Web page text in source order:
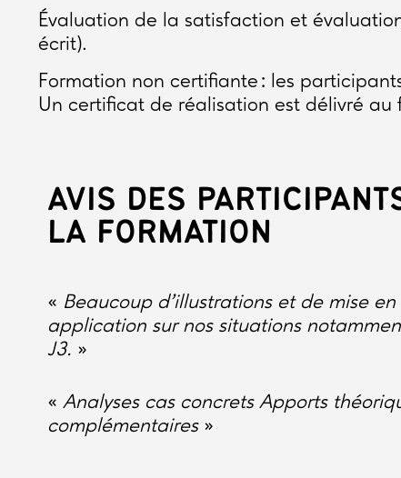
Évaluation de la satisfaction et
écrit).
Formation non certifiante : les
Un certificat de réalisation est délivré
AVIS DES
LA FORMATION
« Beaucoup d’illustrations et de mise en
application sur nos situations
J3. »
« Analyses cas concrets Apports
complémentaires»